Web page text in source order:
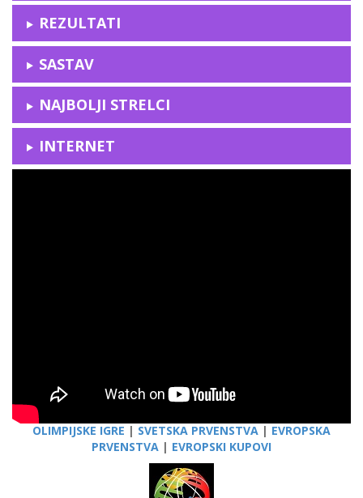
REZULTATI
SASTAV
NAJBOLJI STRELCI
INTERNET
OLIMPIJSKE IGRE | SVETSKA PRVENSTVA | EVROPSKA
PRVENSTVA | EVROPSKI KUPOVI